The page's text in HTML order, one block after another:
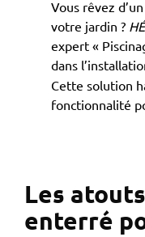
Vous rêvez
votre jardin ?
expert «
dans
Cette solution
fonctionnalité
Les
enterré